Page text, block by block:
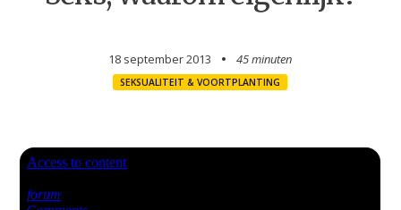
18 september 2013 45 minuten
SEKSUALITEIT & VOORTPLANTING